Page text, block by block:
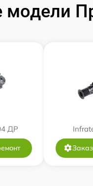
влаги
ДР